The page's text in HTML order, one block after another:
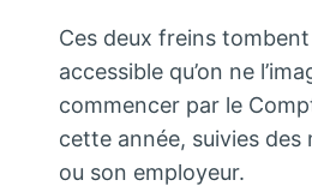
Ces deux freins
accessible qu’on ne
commencer par le
cette année, suivies
ou son employeur.